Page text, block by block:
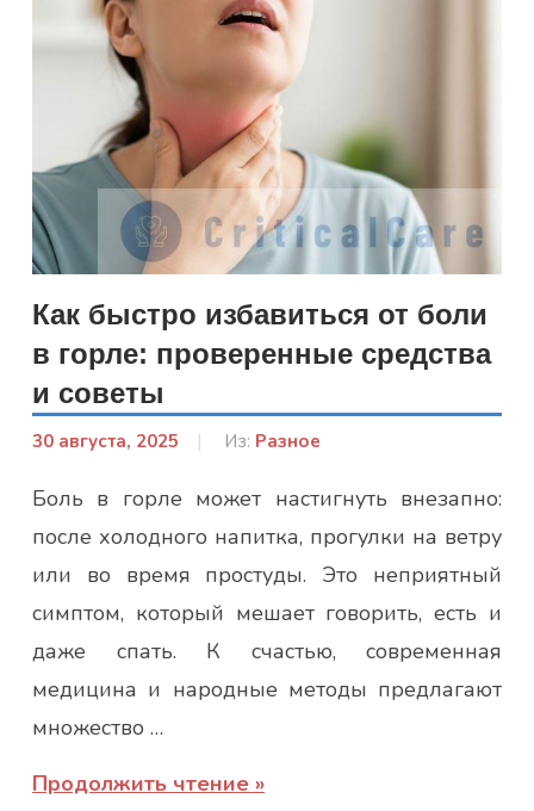
Как быстро избавиться от боли
в горле: проверенные средства
и советы
30 августа, 2025
От:
Юлія
Из: Разное
Боль в горле может настигнуть внезапно:
после холодного напитка, прогулки на ветру
или во время простуды. Это неприятный
симптом, который мешает говорить, есть и
даже спать. К счастью, современная
медицина и народные методы предлагают
множество …
Продолжить чтение